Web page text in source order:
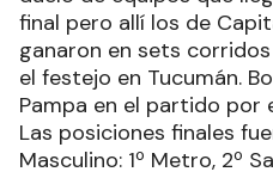
final pero allí los de
ganaron en sets
el festejo en Tucumán.
Pampa en el partido por
Las posiciones finales
Masculino: 1º Metro, 2º